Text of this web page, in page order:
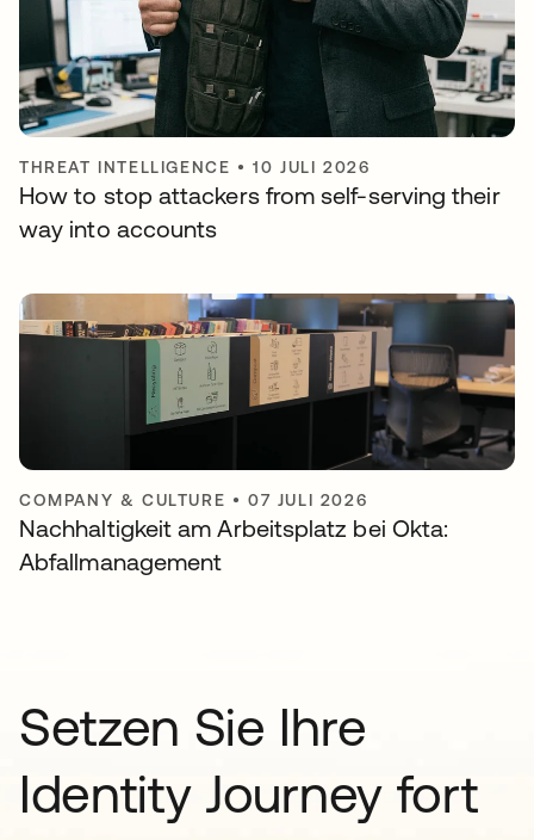
THREAT INTELLIGENCE •10 JULI 2026
How to stop attackers from self-serving their
way into accounts
COMPANY & CULTURE •07 JULI 2026
Nachhaltigkeit am Arbeitsplatz bei Okta:
Abfallmanagement
Setzen Sie Ihre
Identity Journey fort